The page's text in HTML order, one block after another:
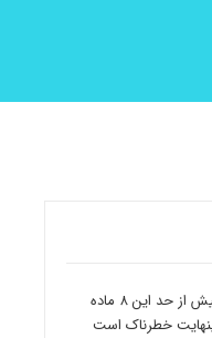
مصرف بیش از حد این 8 ماده
خطرناک است